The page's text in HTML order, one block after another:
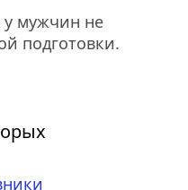
у мужчин не
подготовки.